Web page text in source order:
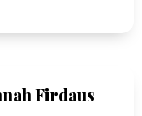
Firdaus